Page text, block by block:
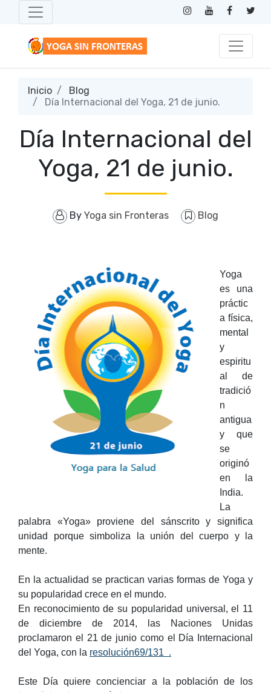
Inicio
Blog
Día Internacional del Yoga, 21 de junio.
Día Internacional del
Yoga, 21 de junio.
By Yoga sin Fronteras Blog
Yoga
es una
práctic
a física,
mental
y
espiritu
al de
tradició
n
antigua
y que
se
originó
en la
India.
La
palabra «Yoga» proviene del sánscrito y significa
unidad porque simboliza la unión del cuerpo y la
mente.
En la actualidad se practican varias formas de Yoga y
su popularidad crece en el mundo.
En reconocimiento de su popularidad universal, el 11
de diciembre de 2014, las Naciones Unidas
proclamaron el 21 de junio como el Día Internacional
del Yoga, con la resolución69/131 .
Este Día quiere concienciar a la población de los